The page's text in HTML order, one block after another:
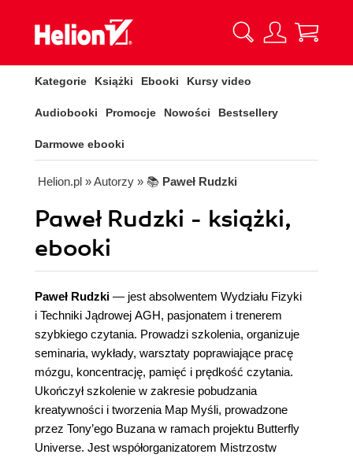
Kategorie Książki Ebooki Kursy video
Audiobooki Promocje Nowości Bestsellery
Darmowe ebooki
Helion.pl » Autorzy » 📚 Paweł Rudzki
Paweł Rudzki - książki,
ebooki
Paweł Rudzki — jest absolwentem Wydziału Fizyki
i Techniki Jądrowej AGH, pasjonatem i trenerem
szybkiego czytania. Prowadzi szkolenia, organizuje
seminaria, wykłady, warsztaty poprawiające pracę
mózgu, koncentrację, pamięć i prędkość czytania.
Ukończył szkolenie w zakresie pobudzania
kreatywności i tworzenia Map Myśli, prowadzone
przez Tony’ego Buzana w ramach projektu Butterfly
Universe. Jest współorganizatorem Mistrzostw